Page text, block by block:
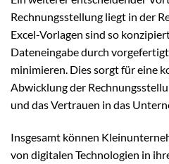
Rechnungsstellung liegt in der
Excel-Vorlagen sind so
Dateneingabe durch
minimieren. Dies sorgt für eine
Abwicklung der
und das Vertrauen in das
Insgesamt können
von digitalen Technologien in